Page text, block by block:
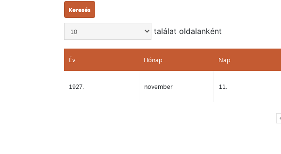
Keresés
találat oldalanként
Év Hónap Nap
1927.
november 11.